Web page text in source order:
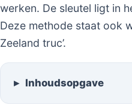
werken. De sleutel ligt in
Deze methode staat ook
Zeeland truc’.
Inhoudsopgave